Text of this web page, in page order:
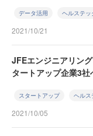
データ活用 ヘルステッ
2021/10/21
JFEエンジニアリン
タートアップ企業3
スタートアップ ヘルス
2021/10/05